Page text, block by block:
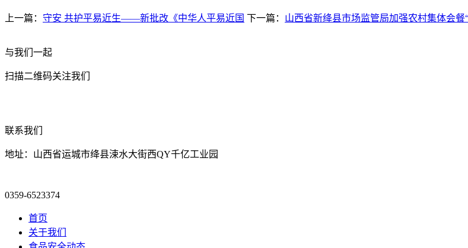
上一篇： 守安 共护平易近生——新批改《中华人平易近国 下一篇： 山西省新绛县市场监管局加强农村集体会餐
与我们一起
扫描二维码关注我们
联系我们
地址：山西省运城市绛县涑水大街西QY千亿工业园
0359-6523374
首页
关于我们